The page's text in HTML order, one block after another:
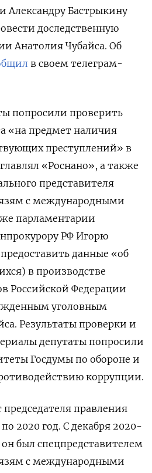
Александру Бастрыкину
доследственную
Анатолия Чубайса. Об
в своем телеграм-
попросили проверить
«на предмет наличия
преступлений» в
«Роснано», а также
представителя
с международными
парламентарии
РФ Игорю
данные «об
в производстве
Российской Федерации
уголовным
Результаты проверки и
депутаты попросили
Госдумы по обороне и
коррупции.
правления
2020 год. С декабря 2020-
был спецпредставителем
с международными